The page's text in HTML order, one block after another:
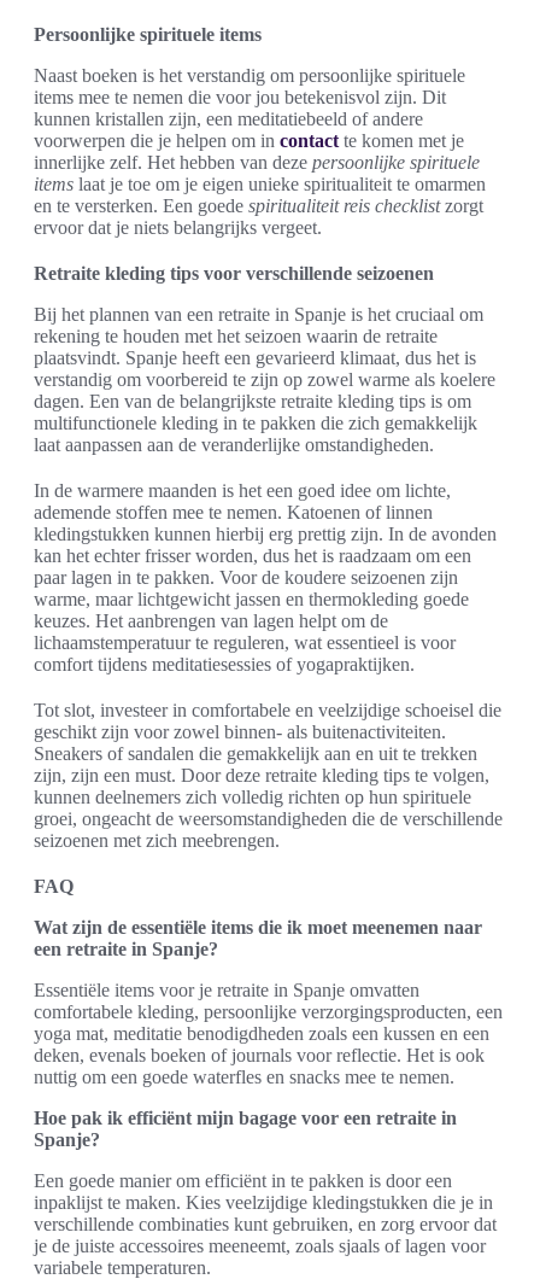
Persoonlijke spirituele items
Naast boeken is het verstandig om persoonlijke spirituele
items mee te nemen die voor jou betekenisvol zijn. Dit
kunnen kristallen zijn, een meditatiebeeld of andere
voorwerpen die je helpen om in contact te komen met je
innerlijke zelf. Het hebben van deze persoonlijke spirituele
items laat je toe om je eigen unieke spiritualiteit te omarmen
en te versterken. Een goede spiritualiteit reis checklistzorgt
ervoor dat je niets belangrijks vergeet.
Retraite kleding tips voor verschillende seizoenen
Bij het plannen van een retraite in Spanje is het cruciaal om
rekening te houden met het seizoen waarin de retraite
plaatsvindt. Spanje heeft een gevarieerd klimaat, dus het is
verstandig om voorbereid te zijn op zowel warme als koelere
dagen. Een van de belangrijkste retraite kleding tips is om
multifunctionele kleding in te pakken die zich gemakkelijk
laat aanpassen aan de veranderlijke omstandigheden.
In de warmere maanden is het een goed idee om lichte,
ademende stoffen mee te nemen. Katoenen of linnen
kledingstukken kunnen hierbij erg prettig zijn. In de avonden
kan het echter frisser worden, dus het is raadzaam om een
paar lagen in te pakken. Voor de koudere seizoenen zijn
warme, maar lichtgewicht jassen en thermokleding goede
keuzes. Het aanbrengen van lagen helpt om de
lichaamstemperatuur te reguleren, wat essentieel is voor
comfort tijdens meditatiesessies of yogapraktijken.
Tot slot, investeer in comfortabele en veelzijdige schoeisel die
geschikt zijn voor zowel binnen- als buitenactiviteiten.
Sneakers of sandalen die gemakkelijk aan en uit te trekken
zijn, zijn een must. Door deze retraite kleding tips te volgen,
kunnen deelnemers zich volledig richten op hun spirituele
groei, ongeacht de weersomstandigheden die de verschillende
seizoenen met zich meebrengen.
FAQ
Wat zijn de essentiële items die ik moet meenemen naar
een retraite in Spanje?
Essentiële items voor je retraite in Spanje omvatten
comfortabele kleding, persoonlijke verzorgingsproducten, een
yoga mat, meditatie benodigdheden zoals een kussen en een
deken, evenals boeken of journals voor reflectie. Het is ook
nuttig om een goede waterfles en snacks mee te nemen.
Hoe pak ik efficiënt mijn bagage voor een retraite in
Spanje?
Een goede manier om efficiënt in te pakken is door een
inpaklijst te maken. Kies veelzijdige kledingstukken die je in
verschillende combinaties kunt gebruiken, en zorg ervoor dat
je de juiste accessoires meeneemt, zoals sjaals of lagen voor
variabele temperaturen.